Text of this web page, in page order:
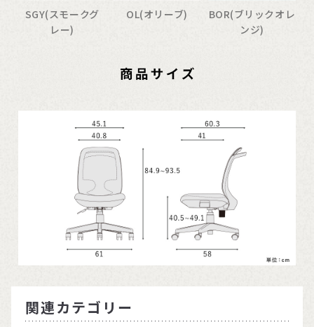
SGY(スモークグ
レー)
OL(オリーブ)
BOR(ブリックオレ
ンジ)
関連カテゴリー